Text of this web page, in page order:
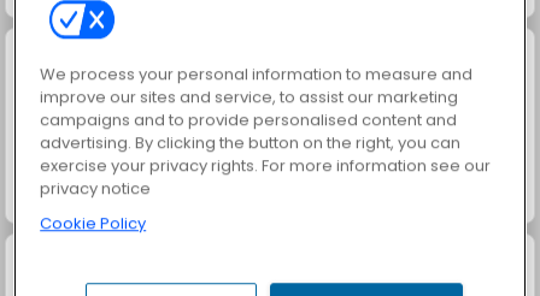
Grand Mahjong Connect
We process your personal information to measure and
improve our sites and service, to assist our marketing
campaigns and to provide personalised content and
advertising. By clicking the button on the right, you can
exercise your privacy rights. For more information see our
privacy notice
Cookie Policy